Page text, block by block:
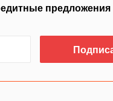
предложения